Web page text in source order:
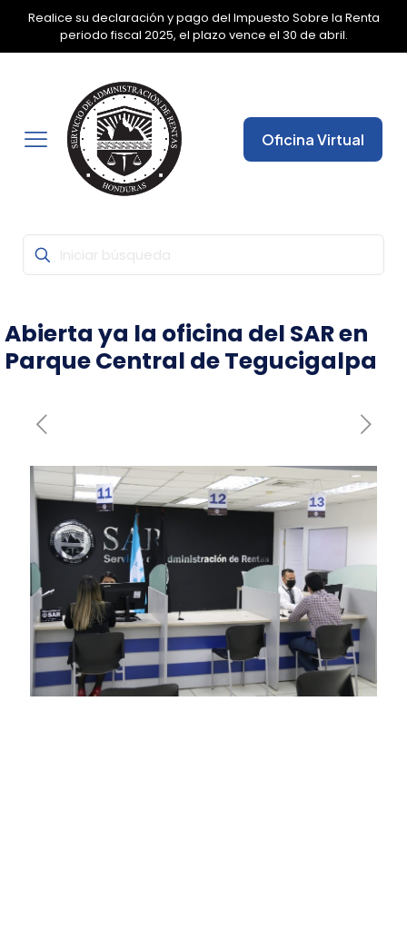
Con la Firma Electrónica Avanzada, seguridad y fiabilidad
garantizada para que pueda realizar todas sus gestiones
desde cualquier lugar.
Abierta ya la oficina del SAR en
Parque Central de Tegucigalpa